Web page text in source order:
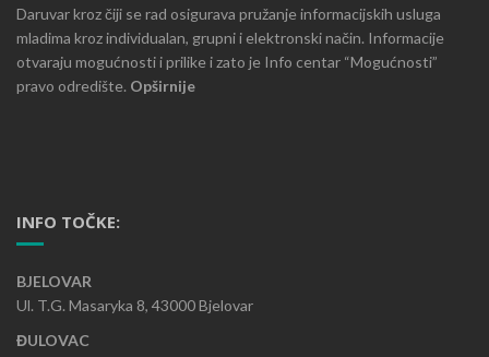
Daruvar kroz čiji se rad osigurava pružanje informacijskih usluga
mladima kroz individualan, grupni i elektronski način. Informacije
otvaraju mogućnosti i prilike i zato je Info centar “Mogućnosti”
pravo odredište. Opširnije
INFO TOČKE:
BJELOVAR
Ul. T.G. Masaryka 8, 43000 Bjelovar
ĐULOVAC